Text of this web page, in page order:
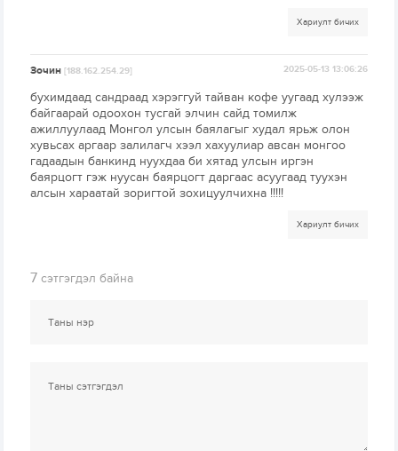
Хариулт бичих
Зочин[188.162.254.29] 2025-05-13 13:06:26
бухимдаад сандраад хэрэггуй тайван кофе уугаад хулээж
байгаарай одоохон тусгай элчин сайд томилж
ажиллуулаад Монгол улсын баялагыг худал ярьж олон
хувьсах аргаар залилагч хээл хахуулиар авсан монгоо
гадаадын банкинд нуухдаа би хятад улсын иргэн
баярцогт гэж нуусан баярцогт даргаас асуугаад туухэн
алсын хараатай зоригтой зохицуулчихна !!!!!
Хариулт бичих
7 сэтгэгдэл байна